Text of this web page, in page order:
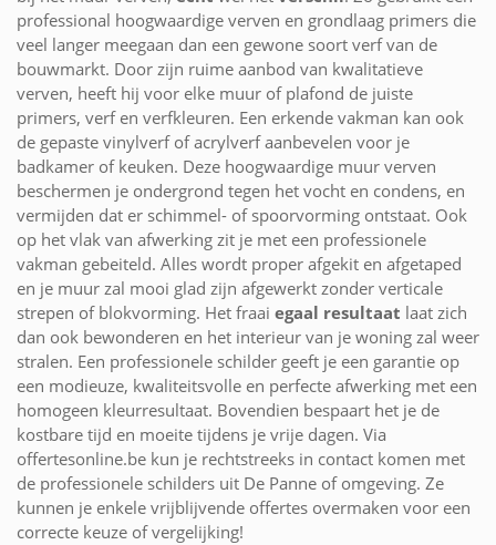
professional hoogwaardige verven en grondlaag primers die
veel langer meegaan dan een gewone soort verf van de
bouwmarkt. Door zijn ruime aanbod van kwalitatieve
verven, heeft hij voor elke muur of plafond de juiste
primers, verf en verfkleuren. Een erkende vakman kan ook
de gepaste vinylverf of acrylverf aanbevelen voor je
badkamer of keuken. Deze hoogwaardige muur verven
beschermen je ondergrond tegen het vocht en condens, en
vermijden dat er schimmel- of spoorvorming ontstaat. Ook
op het vlak van afwerking zit je met een professionele
vakman gebeiteld. Alles wordt proper afgekit en afgetaped
en je muur zal mooi glad zijn afgewerkt zonder verticale
strepen of blokvorming. Het fraai egaal resultaat laat zich
dan ook bewonderen en het interieur van je woning zal weer
stralen. Een professionele schilder geeft je een garantie op
een modieuze, kwaliteitsvolle en perfecte afwerking met een
homogeen kleurresultaat. Bovendien bespaart het je de
kostbare tijd en moeite tijdens je vrije dagen. Via
offertesonline.be kun je rechtstreeks in contact komen met
de professionele schilders uit De Panne of omgeving. Ze
kunnen je enkele vrijblijvende offertes overmaken voor een
correcte keuze of vergelijking!